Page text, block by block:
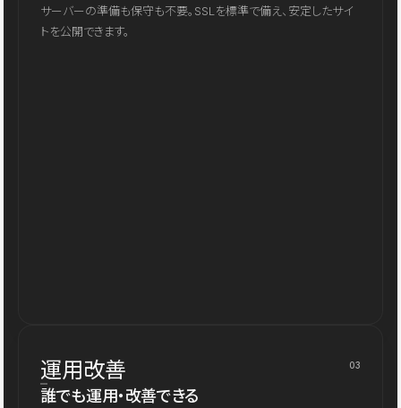
サーバーの準備も保守も不要。SSLを標準で備え、安定したサイ
トを公開できます。
運用改善 03
誰でも運用・改善できる